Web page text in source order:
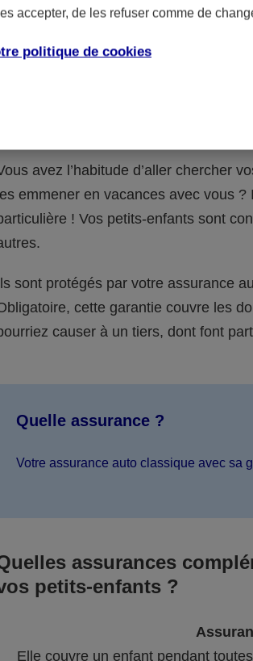
accidents de la vie) que vous auriez
Situation n°3 : vous avez
avez l’habitude d’aller chercher
les emmener en vacances avec vous
! Vos petits-enfants sont
sont protégés par votre assurance
cette garantie couvre les
causer à un tiers, dont font
Quelle assurance ?
Votre assurance auto classique avec sa
assurances
petits-enfants ?
Elle couvre un enfant pendant
accepter, de les refuser comme de
politique de cookies